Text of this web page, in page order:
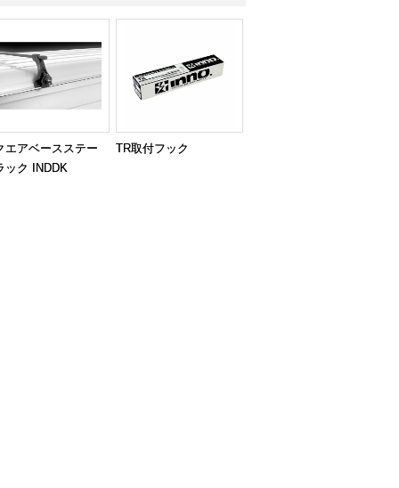
エアベースステー
ック INDDK
TR取付フック